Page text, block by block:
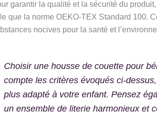
garantir la qualité et la sécurité du
que la norme OEKO-TEX Standard 100.
nocives pour la santé et
Choisir une housse de couette pour
compte les critères évoqués ci-
plus adapté à votre enfant. Pensez
un ensemble de literie harmonieux et